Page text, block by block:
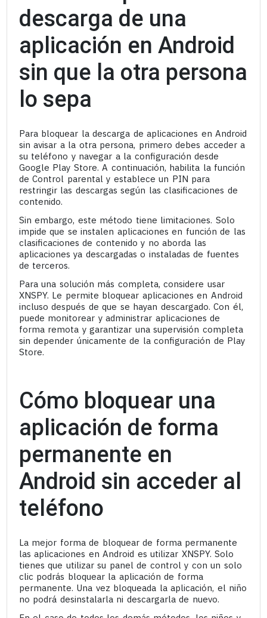
descarga de una
aplicación en Android
sin que la otra persona
lo sepa
Para bloquear la descarga de aplicaciones en Android
sin avisar a la otra persona, primero debes acceder a
su teléfono y navegar a la configuración desde
Google Play Store. A continuación, habilita la función
de Control parental y establece un PIN para
restringir las descargas según las clasificaciones de
contenido.
Sin embargo, este método tiene limitaciones. Solo
impide que se instalen aplicaciones en función de las
clasificaciones de contenido y no aborda las
aplicaciones ya descargadas o instaladas de fuentes
de terceros.
Para una solución más completa, considere usar
XNSPY. Le permite bloquear aplicaciones en Android
incluso después de que se hayan descargado. Con él,
puede monitorear y administrar aplicaciones de
forma remota y garantizar una supervisión completa
sin depender únicamente de la configuración de Play
Store.
Cómo bloquear una
aplicación de forma
permanente en
Android sin acceder al
teléfono
La mejor forma de bloquear de forma permanente
las aplicaciones en Android es utilizar XNSPY. Solo
tienes que utilizar su panel de control y con un solo
clic podrás bloquear la aplicación de forma
permanente. Una vez bloqueada la aplicación, el niño
no podrá desinstalarla ni descargarla de nuevo.